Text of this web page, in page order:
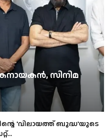
സിനിമ
'വിലായത്ത് ബുദ്ധ'യുടെ